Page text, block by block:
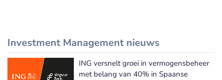
Investment Management nieuws
Meer Investment Management nieuws
ING versnelt groei in vermogensbeheer
met belang van 40% in Spaanse